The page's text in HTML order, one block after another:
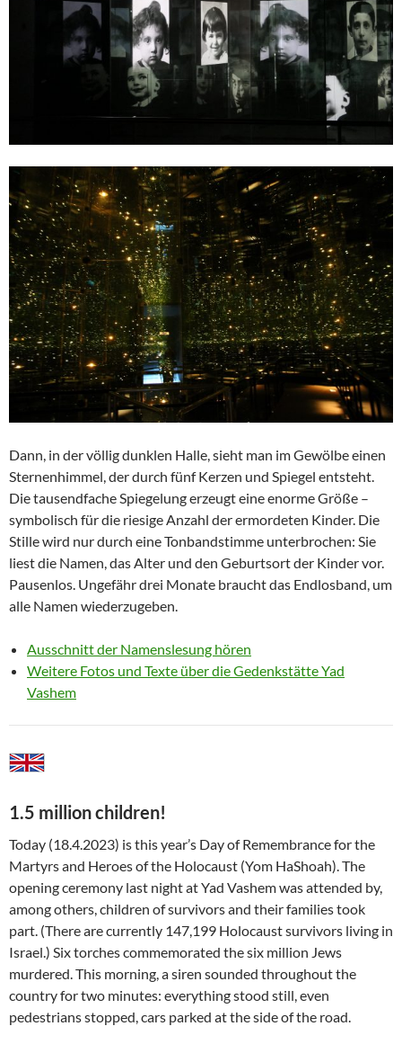
Dann, in der völlig dunklen Halle, sieht man im Gewölbe einen
Sternenhimmel, der durch fünf Kerzen und Spiegel entsteht.
Die tausendfache Spiegelung erzeugt eine enorme Größe –
symbolisch für die riesige Anzahl der ermordeten Kinder. Die
Stille wird nur durch eine Tonbandstimme unterbrochen: Sie
liest die Namen, das Alter und den Geburtsort der Kinder vor.
Pausenlos. Ungefähr drei Monate braucht das Endlosband, um
alle Namen wiederzugeben.
Ausschnitt der Namenslesung hören
Weitere Fotos und Texte über die Gedenkstätte Yad
Vashem
1.5 million children!
Today (18.4.2023) is this year’s Day of Remembrance for the
Martyrs and Heroes of the Holocaust (Yom HaShoah). The
opening ceremony last night at Yad Vashem was attended by,
among others, children of survivors and their families took
part. (There are currently 147,199 Holocaust survivors living in
Israel.) Six torches commemorated the six million Jews
murdered. This morning, a siren sounded throughout the
country for two minutes: everything stood still, even
pedestrians stopped, cars parked at the side of the road.